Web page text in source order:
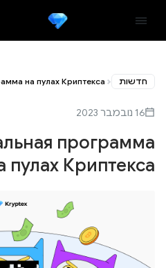
חדשות на пулах Криптекса
16 נובמבר 2023
программа
пулах Криптекса